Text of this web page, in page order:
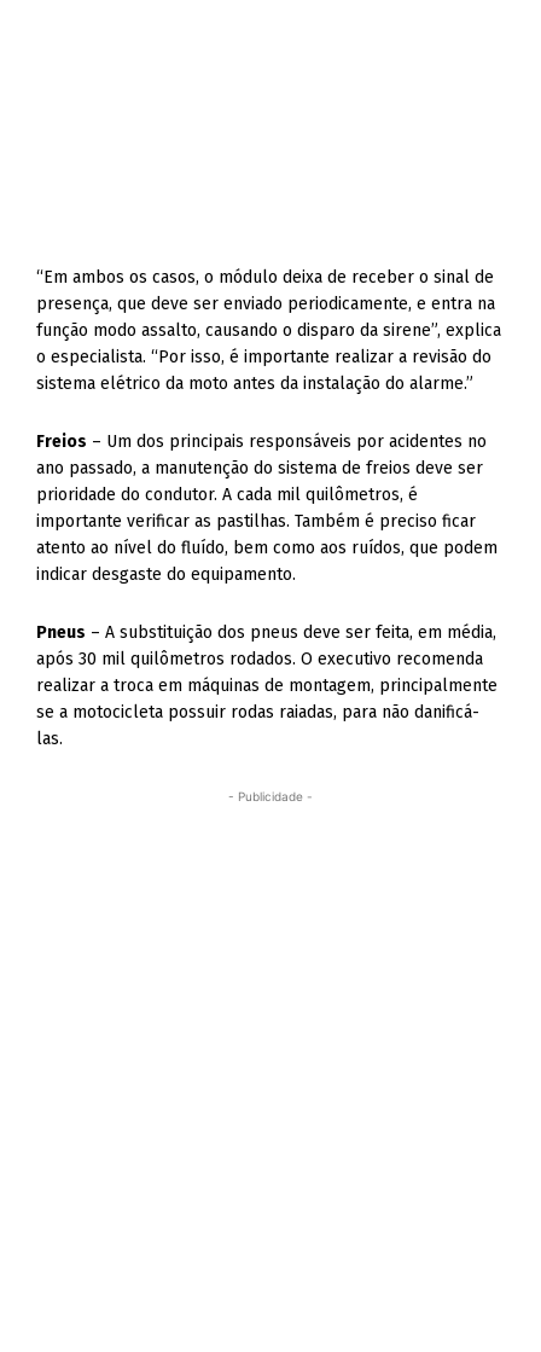
“Em ambos os casos, o módulo deixa de receber o sinal de
presença, que deve ser enviado periodicamente, e entra na
função modo assalto, causando o disparo da sirene”, explica
o especialista. “Por isso, é importante realizar a revisão do
sistema elétrico da moto antes da instalação do alarme.”
Freios – Um dos principais responsáveis por acidentes no
ano passado, a manutenção do sistema de freios deve ser
prioridade do condutor. A cada mil quilômetros, é
importante verificar as pastilhas. Também é preciso ficar
atento ao nível do fluído, bem como aos ruídos, que podem
indicar desgaste do equipamento.
Pneus – A substituição dos pneus deve ser feita, em média,
após 30 mil quilômetros rodados. O executivo recomenda
realizar a troca em máquinas de montagem, principalmente
se a motocicleta possuir rodas raiadas, para não danificá-
las.
- Publicidade -